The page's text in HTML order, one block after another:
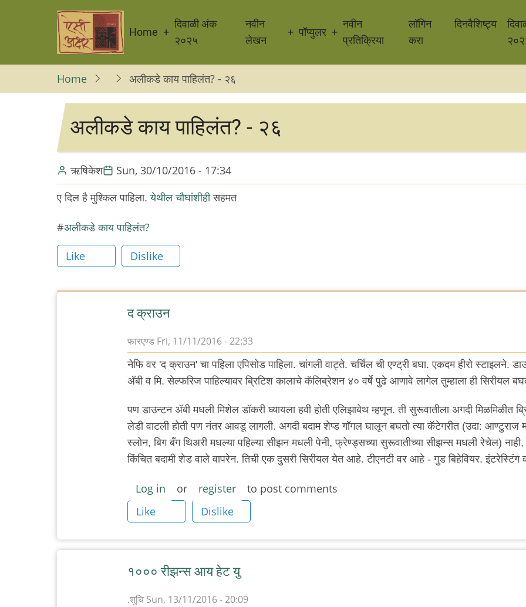
navigation
Home
दिवाळी अंक
२०२५
नवीन
लेखन
पॉप्युलर
नवीन
प्रतिक्रिया
लॉगिन
करा
दिनवैशिष्ट्य
Home अलीकडे काय पाहिलंत? - २६
अलीकडे काय पाहिलंत? - २६
ऋषिकेश Sun, 30/10/2016 - 17:34
ए दिल है मुश्किल पाहिला.येथील चौघांशीहीसहमत
अलीकडे काय पाहिलंत?
Like Dislike
द क्राउन
फारएण्ड Fri, 11/11/2016 - 22:33
नेफि वर 'द क्राउन' चा पहिला एपिसोड पाहिला. चांगली वाट्ते. चर्चिल ची एण्ट्री बघा. एकदम हीरो स्टाइलने.
अ‍ॅबी व मि. सेल्फरिज पाहिल्यावर ब्रिटिश कालाचे कॅलिब्रेशन ४० वर्षे पुढे आणावे लागेल तुम्हाला ही सिरीयल
पण डाउन्टन अ‍ॅबी मधली मिशेल डॉकरी घ्यायला हवी होती एलिझाबेथ म्हणून. ती सुरूवातीला अगदी मिळमिळीत
लेडी वाटली होती पण नंतर आवडू लागली. अगदी बदाम शेप्ड गॉगल घालून बघतो त्या कॅटेगरीत (उदा: आण्टुराज
स्लोन, बिग बँग थिअरी मधल्या पहिल्या सीझन मधली पेनी, फ्रेण्ड्सच्या सुरूवातीच्या सीझन्स मधली रेचेल)
किंचित बदामी शेड वाले वापरेन. तिची एक दुसरी सिरीयल येत आहे. टीएनटी वर आहे - गुड बिहेवियर. इंटरेस्टिंग
Log in or register
to post comments
Like
Dislike
१००० रीझन्स आय हेट यु
.शुचि Sun, 13/11/2016 - 20:09